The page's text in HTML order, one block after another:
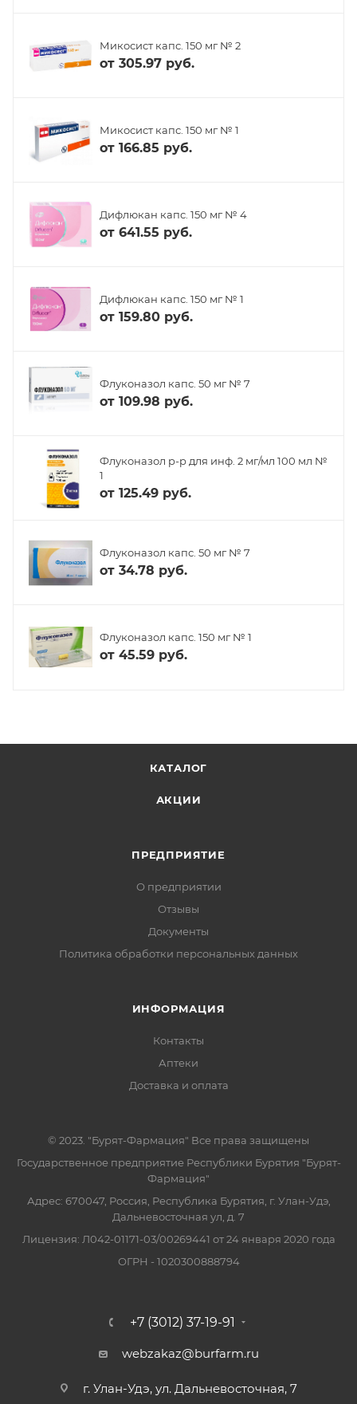
Микосист капс. 150 мг № 2
от 305.97 руб.
Микосист капс. 150 мг № 1
от 166.85 руб.
Дифлюкан капс. 150 мг № 4
от 641.55 руб.
Дифлюкан капс. 150 мг № 1
от 159.80 руб.
Флуконазол капс. 50 мг № 7
от 109.98 руб.
Флуконазол р-р для инф. 2 мг/мл 100 мл №
1
от 125.49 руб.
Флуконазол капс. 50 мг № 7
от 34.78 руб.
Флуконазол капс. 150 мг № 1
от 45.59 руб.
КАТАЛОГ
АКЦИИ
ПРЕДПРИЯТИЕ
О предприятии
Отзывы
Документы
Политика обработки персональных данных
ИНФОРМАЦИЯ
Контакты
Аптеки
Доставка и оплата
© 2023. "Бурят-Фармация" Все права защищены
Государственное предприятие Республики Бурятия "Бурят-
Фармация"
Адрес: 670047, Россия, Республика Бурятия, г. Улан-Удэ,
Дальневосточная ул, д. 7
Лицензия: Л042-01171-03/00269441 от 24 января 2020 года
ОГРН - 1020300888794
+7 (3012) 37-19-91
webzakaz@burfarm.ru
г. Улан-Удэ, ул. Дальневосточная, 7